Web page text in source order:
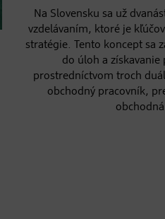
Na Slovensku sa už
vzdelávaním, ktoré je
stratégie. Tento koncept sa
do úloh a získavanie
prostredníctvom troch
obchodný pracovník,